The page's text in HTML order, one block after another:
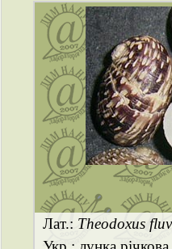
Лат.: Theodoxus